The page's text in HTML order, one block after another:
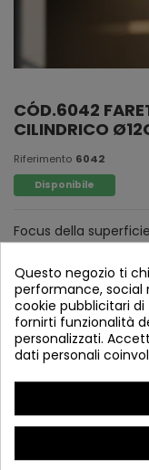
CÓD.6042
CILINDRICO
Riferimento 6042
Disponibile
Focus della
Questo negozio ti
performance, social
cookie pubblicitari
fornirti funzionalità
personalizzati.
dati personali